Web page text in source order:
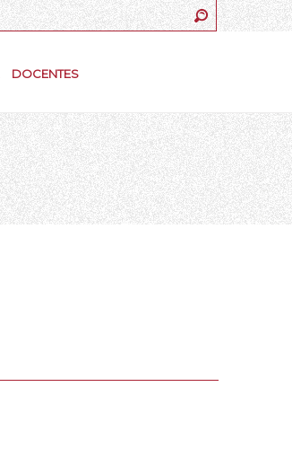
DOCENTES